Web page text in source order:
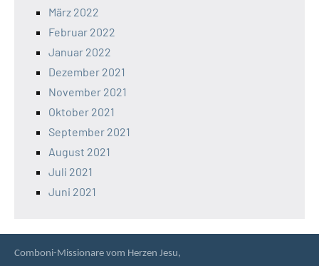
März 2022
Februar 2022
Januar 2022
Dezember 2021
November 2021
Oktober 2021
September 2021
August 2021
Juli 2021
Juni 2021
Comboni-Missionare vom Herzen Jesu,